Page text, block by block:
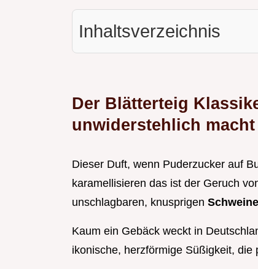
Inhaltsverzeichnis
Der Blätterteig
unwiderstehlich macht
Dieser Duft, wenn Puderzucker auf
karamellisieren das ist der Geruch
unschlagbaren, knusprigen
Kaum ein Gebäck weckt in
ikonische, herzförmige Süßigkeit, die